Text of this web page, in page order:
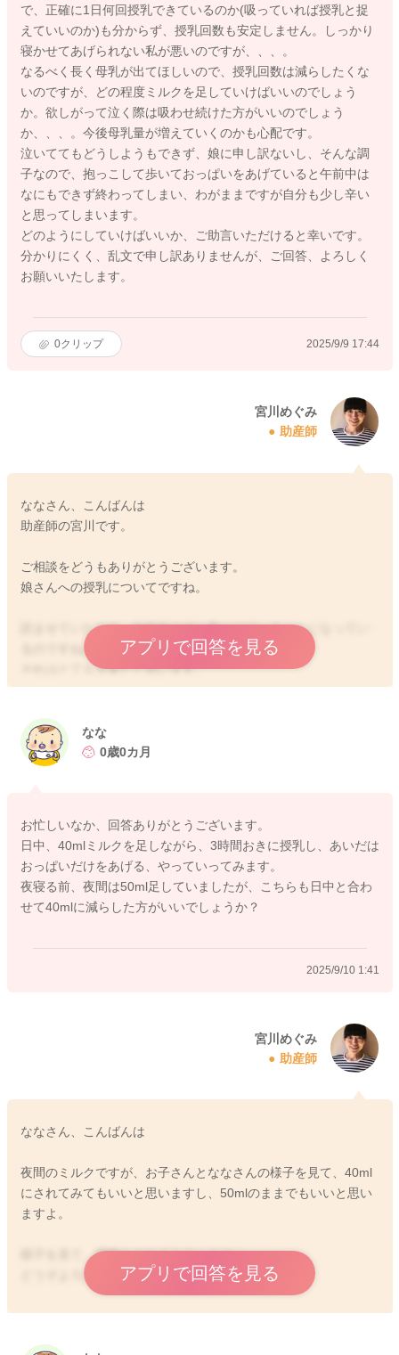
で、正確に1日何回授乳できているのか(吸っていれば授乳と捉
えていいのか)も分からず、授乳回数も安定しません。しっかり
寝かせてあげられない私が悪いのですが、、、。
なるべく長く母乳が出てほしいので、授乳回数は減らしたくな
いのですが、どの程度ミルクを足していけばいいのでしょう
か。欲しがって泣く際は吸わせ続けた方がいいのでしょう
か、、、。今後母乳量が増えていくのかも心配です。
泣いててもどうしようもできず、娘に申し訳ないし、そんな調
子なので、抱っこして歩いておっぱいをあげていると午前中は
なにもできず終わってしまい、わがままですが自分も少し辛い
と思ってしまいます。
どのようにしていけばいいか、ご助言いただけると幸いです。
分かりにくく、乱文で申し訳ありませんが、ご回答、よろしく
お願いいたします。
0クリップ 2025/9/9 17:44
宮川めぐみ
助産師
ななさん、こんばんは
助産師の宮川です。
ご相談をどうもありがとうございます。
娘さんへの授乳についてですね。
読ませていただき、午前中はずと吸わせていることになってい
るのですね。
それはとても大変だと思います。
お辛くなってしまうのも、仕方がないように思いました。
か？
おっぱいも変わらず左右10分ずつは吸わせてもらって、ミルク
を続けていかれるといいと思いますよ。
40ml足すことで、3時間以上間隔が開くようになることがありま
したら、30mlほどにされてみてもいいのかなと思いました。
一緒に休めるようにもされることも大切だと思います。
疲れてきてしまうことで、分泌が増えにくくなることもありま
どうぞよろしくお願いします。
アプリで回答を見る
なな
0歳0カ月
お忙しいなか、回答ありがとうございます。
日中、40mlミルクを足しながら、3時間おきに授乳し、あいだは
おっぱいだけをあげる、やっていってみます。
夜寝る前、夜間は50ml足していましたが、こちらも日中と合わ
せて40mlに減らした方がいいでしょうか？
2025/9/10 1:41
宮川めぐみ
助産師
ななさん、こんばんは
夜間のミルクですが、お子さんとななさんの様子を見て、40ml
にされてみてもいいと思いますし、50mlのままでもいいと思い
ますよ。
様子を見て、調整をされてみてください。
どうぞよろしくお願いします。アプリで回答を見る